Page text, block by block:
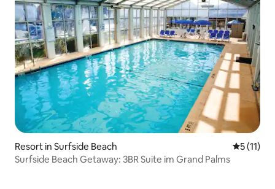
Resort in Surfside Beach
5 (11)
Surfside Beach Getaway: 3BR Suite im Grand Palms